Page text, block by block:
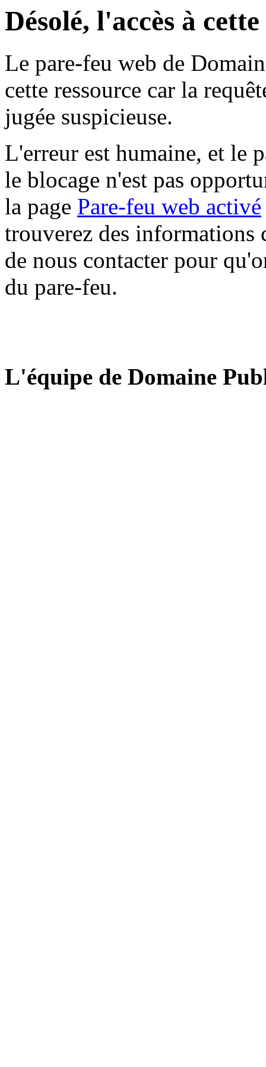
Désolé, l'accès à
Le pare-feu web de
cette ressource car la
jugée suspicieuse.
L'erreur est humaine, et le
le blocage n'est pas
la page Pare-feu web activé
trouverez des informations
de nous contacter pour
du pare-feu.
L'équipe de Domaine